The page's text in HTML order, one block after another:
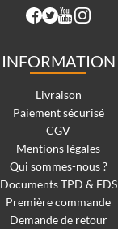
INFORMATION
Livraison
Paiement sécurisé
CGV
Mentions légales
Qui sommes-nous ?
Documents TPD & FDS
Première commande
Demande de retour